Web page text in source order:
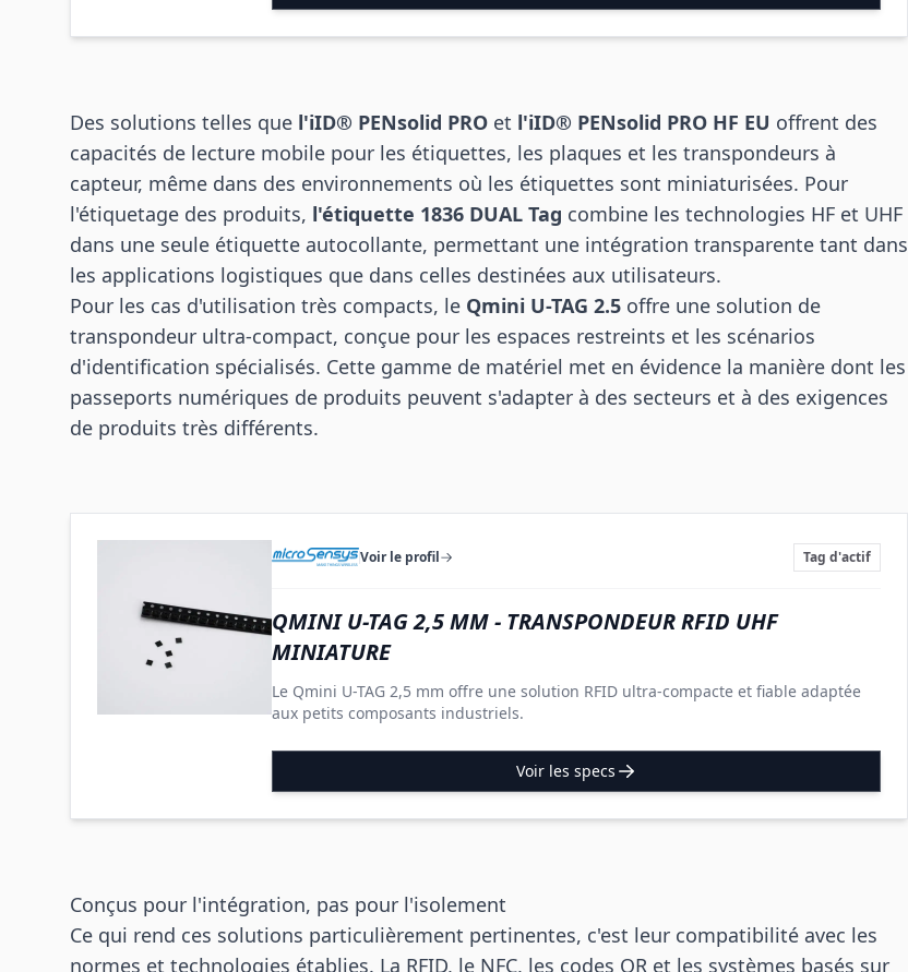
Des solutions telles que l'iID® PENsolid PRO et l'iID® PENsolid PRO HF EU offrent des
capacités de lecture mobile pour les étiquettes, les plaques et les transpondeurs à
capteur, même dans des environnements où les étiquettes sont miniaturisées. Pour
l'étiquetage des produits, l'étiquette 1836 DUAL Tag combine les technologies HF et UHF
dans une seule étiquette autocollante, permettant une intégration transparente tant dans
les applications logistiques que dans celles destinées aux utilisateurs.
Pour les cas d'utilisation très compacts, le Qmini U-TAG 2.5 offre une solution de
transpondeur ultra-compact, conçue pour les espaces restreints et les scénarios
d'identification spécialisés. Cette gamme de matériel met en évidence la manière dont les
passeports numériques de produits peuvent s'adapter à des secteurs et à des exigences
de produits très différents.
Voir le profil Tag d'actif
QMINI U-TAG 2,5 MM - TRANSPONDEUR RFID UHF
MINIATURE
Le Qmini U-TAG 2,5 mm offre une solution RFID ultra-compacte et fiable adaptée
aux petits composants industriels.
Voir les specs
Conçus pour l'intégration, pas pour l'isolement
Ce qui rend ces solutions particulièrement pertinentes, c'est leur compatibilité avec les
normes et technologies établies. La RFID, le NFC, les codes QR et les systèmes basés sur